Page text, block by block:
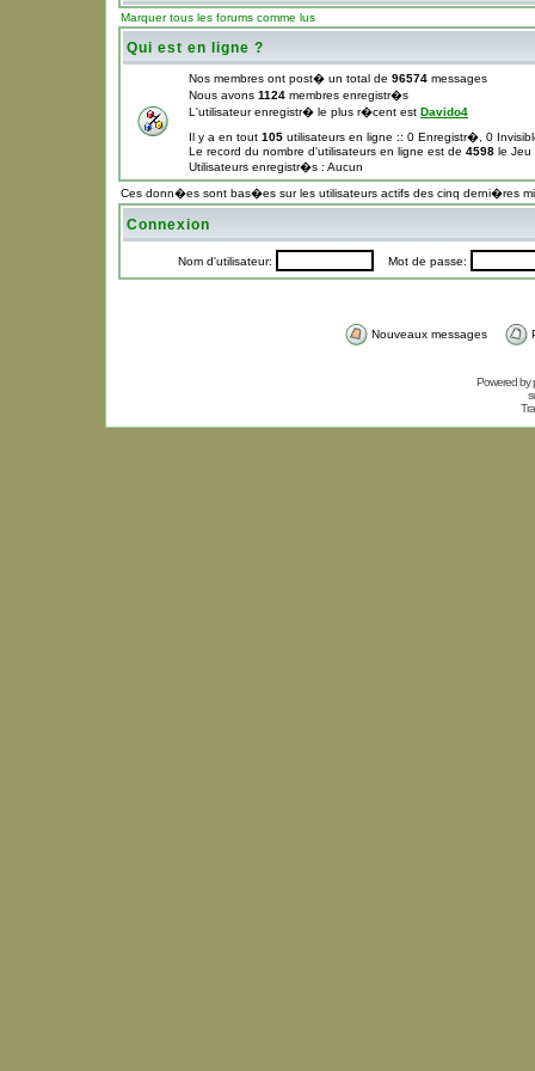
Marquer tous les forums comme lus
Qui est en ligne ?
Nos membres ont post� un total de 96574 messages
Nous avons 1124 membres enregistr�s
L'utilisateur enregistr� le plus r�cent est Davido4
Il y a en tout 105 utilisateurs en ligne :: 0 Enregistr�, 0
Le record du nombre d'utilisateurs en ligne est de 4598 le Jeu
Utilisateurs enregistr�s : Aucun
Ces donn�es sont bas�es sur les utilisateurs actifs des cinq derni�res
Connexion
Nom d'utilisateur: Mot de passe:
Nouveaux messages
Powered by